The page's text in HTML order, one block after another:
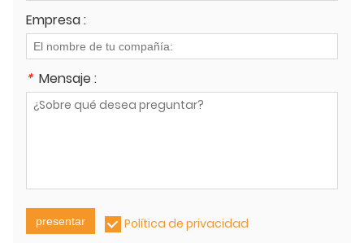
Empresa :
* Mensaje :
presentar Política de privacidad